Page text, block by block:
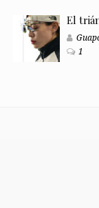
El
1